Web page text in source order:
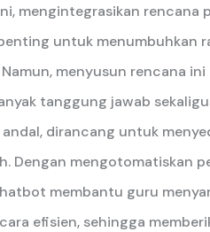
mengintegrasikan rencana
untuk menumbuhkan
menyusun rencana
tanggung jawab
dirancang untuk
Dengan mengotomatiskan
membantu guru
efisien, sehingga